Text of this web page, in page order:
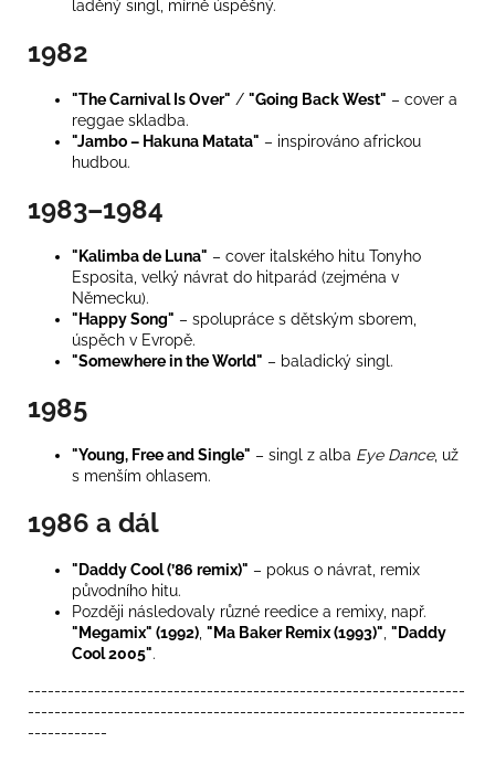
laděný singl, mírně úspěšný.
1982
"The Carnival Is Over" / "Going Back West" – cover a
reggae skladba.
"Jambo – Hakuna Matata" – inspirováno africkou
hudbou.
1983–1984
"Kalimba de Luna" – cover italského hitu Tonyho
Esposita, velký návrat do hitparád (zejména v
Německu).
"Happy Song" – spolupráce s dětským sborem,
úspěch v Evropě.
"Somewhere in the World" – baladický singl.
1985
"Young, Free and Single" – singl z alba Eye Dance, už
s menším ohlasem.
1986 a dál
"Daddy Cool (’86 remix)" – pokus o návrat, remix
původního hitu.
Později následovaly různé reedice a remixy, např.
"Megamix" (1992) "Ma Baker Remix (1993)" "Daddy
Cool 2005".
------------------------------------------------------------------
------------------------------------------------------------------
------------